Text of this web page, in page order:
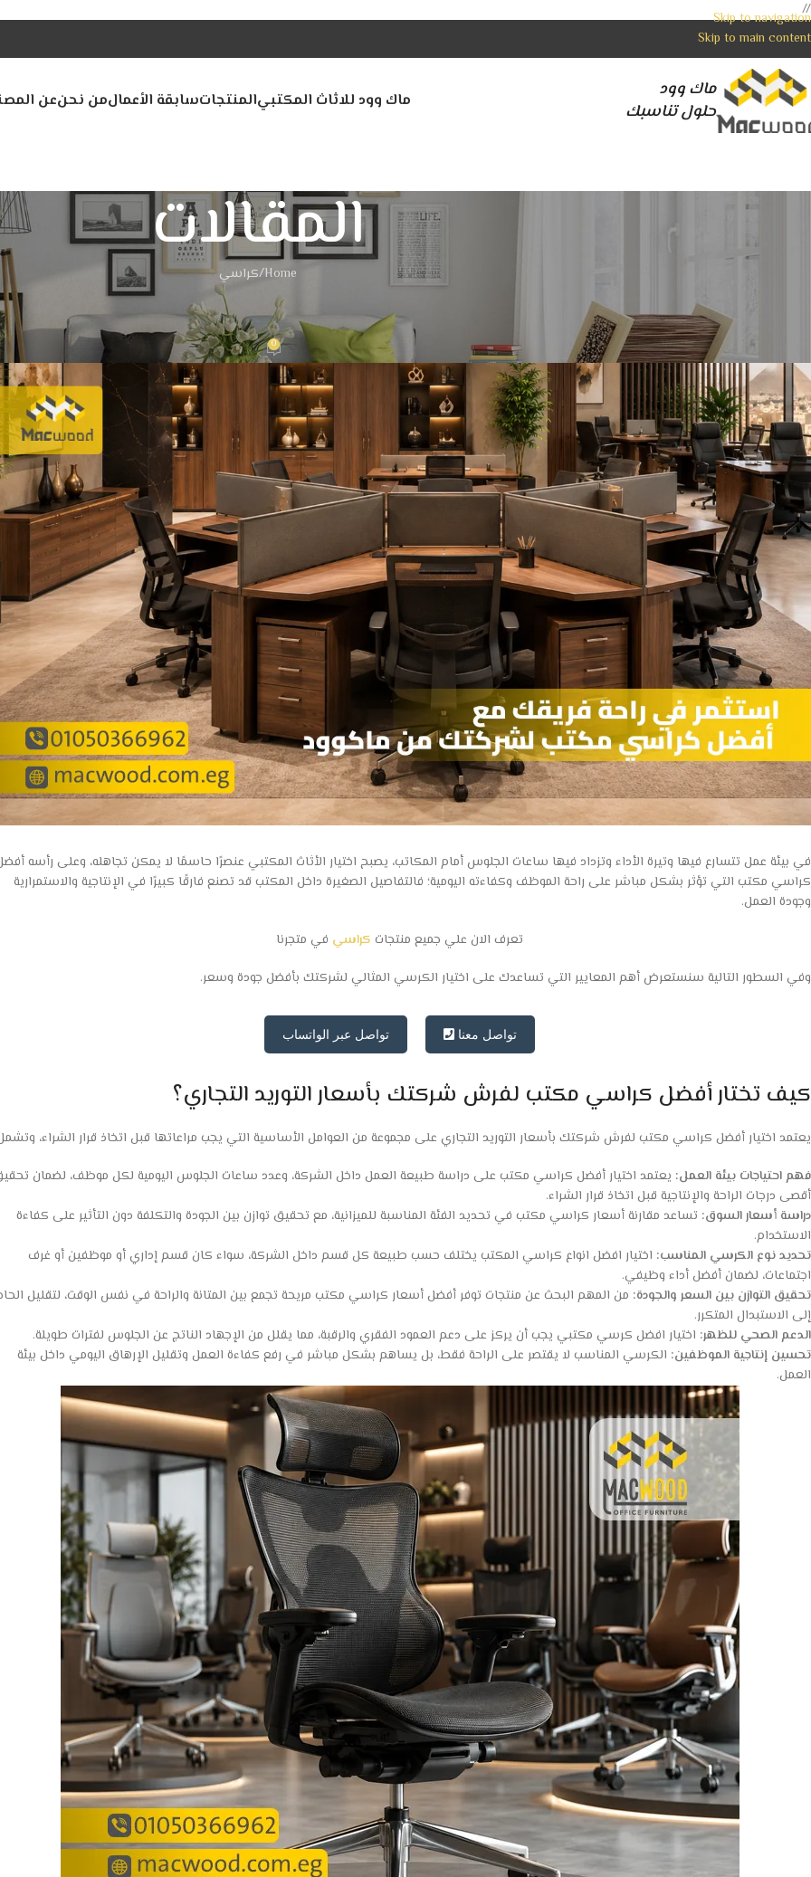
//
Skip to navigation
Skip to main content
ماك وود
حلول تناسبك
ماك وود للاثاث المكتبيالمنتجاتسابقة الأعمالمن نحنعن
المقالات
Home كراسي
استثمر في راحة فريقك مع أفضل كراسي مكتب لشركتك من ماكوود
Posted by
Macwood Team On يوليو 5, 2026 0
في بيئة عمل تتسارع فيها وتيرة الأداء وتزداد فيها ساعات الجلوس أمام المكاتب، يصبح اختيار الأثاث المكتبي عنصرًا حاسمًا لا يمكن تجاهله، وعلى رأسه
كراسي مكتب التي تؤثر بشكل مباشر على راحة الموظف وكفاءته اليومية؛ فالتفاصيل الصغيرة داخل المكتب قد تصنع فارقًا كبيرًا في الإنتاجية والاستمرارية
وجودة العمل.
تعرف الان علي جميع منتجات كراسي في متجرنا
وفي السطور التالية سنستعرض أهم المعايير التي تساعدك على اختيار الكرسي المثالي لشركتك بأفضل جودة وسعر.
تواصل معنا تواصل عبر الواتساب
كيف تختار أفضل كراسي مكتب لفرش شركتك بأسعار التوريد التجاري؟
يعتمد اختيار أفضل كراسي مكتب لفرش شركتك بأسعار التوريد التجاري على مجموعة من العوامل الأساسية التي يجب مراعاتها قبل اتخاذ قرار الشراء،
فهم احتياجات بيئة العمل: يعتمد اختيار أفضل كراسي مكتب على دراسة طبيعة العمل داخل الشركة، وعدد ساعات الجلوس اليومية لكل موظف، لضمان
أقصى درجات الراحة والإنتاجية قبل اتخاذ قرار الشراء.
دراسة أسعار السوق: تساعد مقارنة أسعار كراسي مكتب في تحديد الفئة المناسبة للميزانية، مع تحقيق توازن بين الجودة والتكلفة دون التأثير على كفاءة
الاستخدام.
تحديد نوع الكرسي المناسب: اختيار افضل انواع كراسي المكتب يختلف حسب طبيعة كل قسم داخل الشركة، سواء كان قسم إداري أو موظفين أو غرف
اجتماعات، لضمان أفضل أداء وظيفي.
تحقيق التوازن بين السعر والجودة: من المهم البحث عن منتجات توفر أفضل أسعار كراسي مكتب مريحة تجمع بين المتانة والراحة في نفس الوقت، لتقليل
إلى الاستبدال المتكرر.
الدعم الصحي للظهر: اختيار افضل كرسي مكتبي يجب أن يركز على دعم العمود الفقري والرقبة، مما يقلل من الإجهاد الناتج عن الجلوس لفترات طويلة.
تحسين إنتاجية الموظفين: الكرسي المناسب لا يقتصر على الراحة فقط، بل يساهم بشكل مباشر في رفع كفاءة العمل وتقليل الإرهاق اليومي داخل بيئة
العمل.